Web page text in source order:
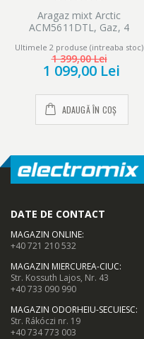
Aragaz mixt Arctic
ACM5611DTL, Gaz, 4
eficienta ridicata, Timer, 50
cm, Alb
Ultimele 2 produse (intreaba stoc)
1 399,00 Lei
1 099,00 Lei
ADAUGĂ ÎN COȘ
DATE DE CONTACT
MAGAZIN ONLINE:
+40 721 210 532
MAGAZIN MIERCUREA-CIUC:
Str. Kossuth Lajos, Nr. 43
+40 733 090 990
MAGAZIN ODORHEIU-SECUIESC:
Str. Rákóczi nr. 19
+40 734 773 003